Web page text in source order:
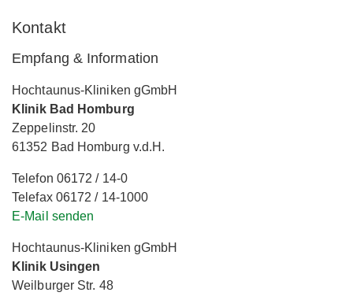
Kontakt
Empfang & Information
Hochtaunus-Kliniken gGmbH
Klinik Bad Homburg
Zeppelinstr. 20
61352 Bad Homburg v.d.H.
Telefon 06172 / 14-0
Telefax 06172 / 14-1000
E-Mail senden
Hochtaunus-Kliniken gGmbH
Klinik Usingen
Weilburger Str. 48